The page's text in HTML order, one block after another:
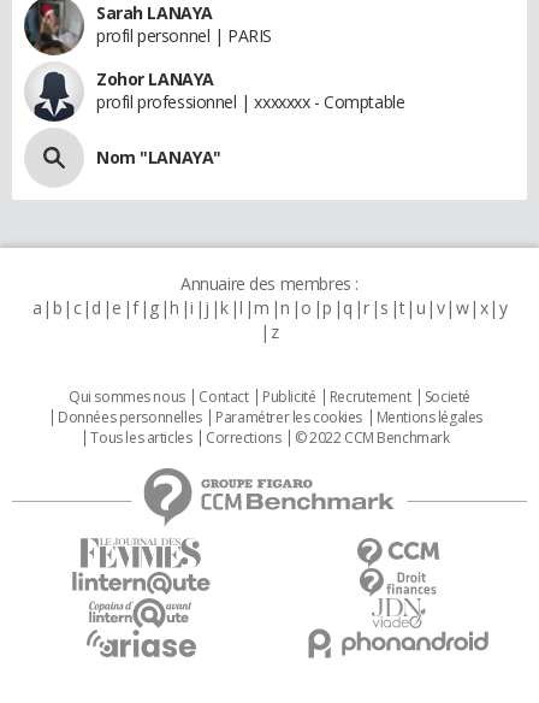
Sarah LANAYA
profil personnel | PARIS
Zohor LANAYA
profil professionnel | xxxxxxx - Comptable
Nom "LANAYA"
Annuaire des membres :
a b c d e f g h i j k l m n o p q r s t u v w x y
z
Qui sommes nous Contact Publicité Recrutement
Societé
Données personnelles
Paramétrer les cookies
Mentions légales
Tous les articles
Corrections © 2022 CCM Benchmark